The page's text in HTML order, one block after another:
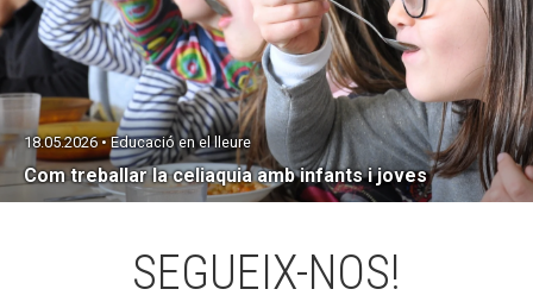
Com treballar la celiaquia amb infants i joves
18.05.2026 • Educació en el lleure
SEGUEIX-NOS!